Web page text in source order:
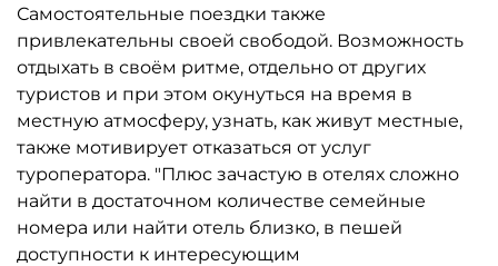
Самостоятельные поездки также
привлекательны своей свободой. Возможность
отдыхать в своём ритме, отдельно от других
туристов и при этом окунуться на время в
местную атмосферу, узнать, как живут местные,
также мотивирует отказаться от услуг
туроператора. "Плюс зачастую в отелях сложно
найти в достаточном количестве семейные
номера или найти отель близко, в пешей
доступности к интересующим